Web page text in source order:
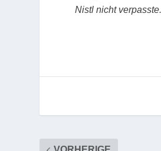
Nistl nicht verpasste.